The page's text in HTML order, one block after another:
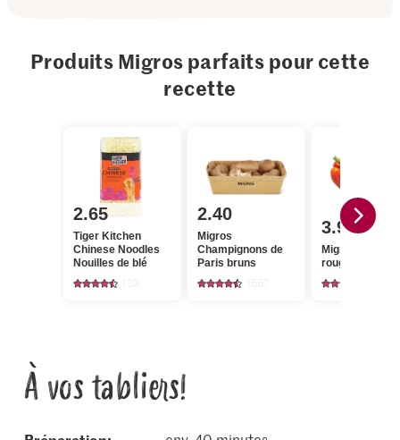
Produits Migros parfaits pour cette
recette
2.65
Tiger Kitchen
Chinese Noodles
Nouilles de blé
2.40
Migros
Champignons de
Paris bruns
3.95
Migros
rouges
À vos tabliers!